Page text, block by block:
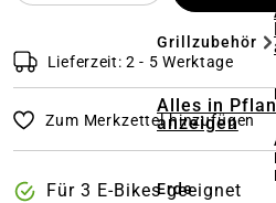
Grillzubehör
Alles in
anzeigen
Erde
Lieferzeit: 2 - 5 Werktage
Zum Merkzettel hinzufügen
Für 3 E-Bikes geeignet